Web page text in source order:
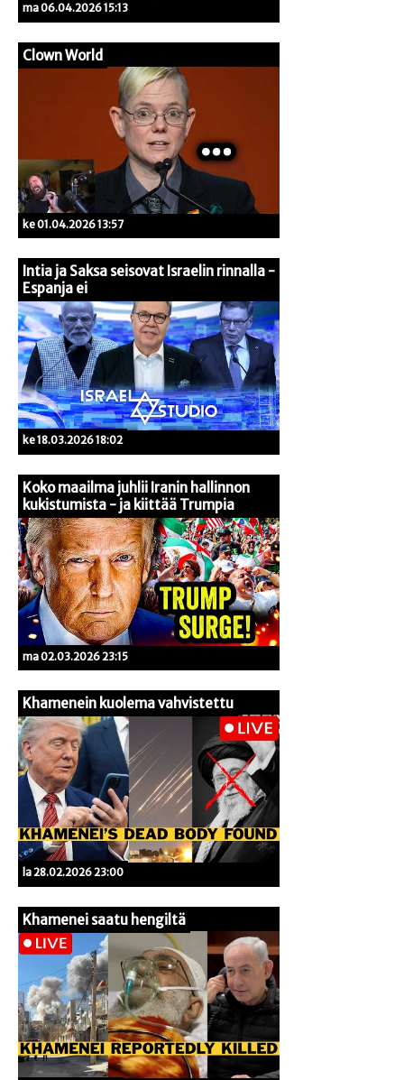
ma 06.04.2026 15:13
Clown World
ke 01.04.2026 13:57
Intia ja Saksa seisovat Israelin rinnalla -
Espanja ei
ke 18.03.2026 18:02
Koko maailma juhlii Iranin hallinnon
kukistumista - ja kiittää Trumpia
ma 02.03.2026 23:15
Khamenein kuolema vahvistettu
la 28.02.2026 23:00
Khamenei saatu hengiltä